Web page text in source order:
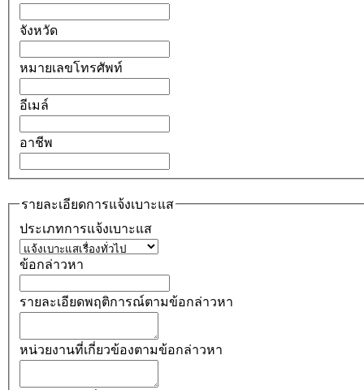
จังหวัด
หมายเลขโทรศัพท์
อีเมล์
อาชีพ
รายละเอียดการแจ้งเบาะแส
ประเภทการแจ้งเบาะแส
ข้อกล่าวหา
รายละเอียดพฤติการณ์ตามข้อกล่าวหา
หน่วยงานที่เกี่ยวข้องตามข้อกล่าวหา